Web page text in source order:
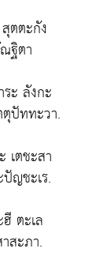
ตตะกัง
ฐิตา
ะ ลังกะ
ปัททะวา.
เตชะสา
ญชะเร.
ตะเล
สะภา.